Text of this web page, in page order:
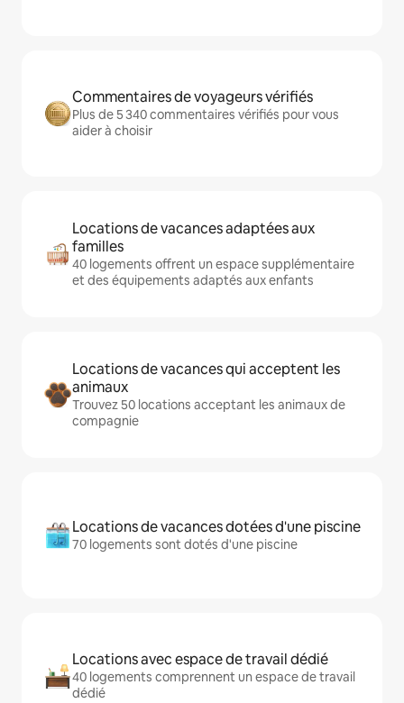
Commentaires de voyageurs vérifiés
Plus de 5 340 commentaires vérifiés pour vous
aider à choisir
Locations de vacances adaptées aux
familles
40 logements offrent un espace supplémentaire
et des équipements adaptés aux enfants
Locations de vacances qui acceptent les
animaux
Trouvez 50 locations acceptant les animaux de
compagnie
Locations de vacances dotées d'une piscine
70 logements sont dotés d'une piscine
Locations avec espace de travail dédié
40 logements comprennent un espace de travail
dédié